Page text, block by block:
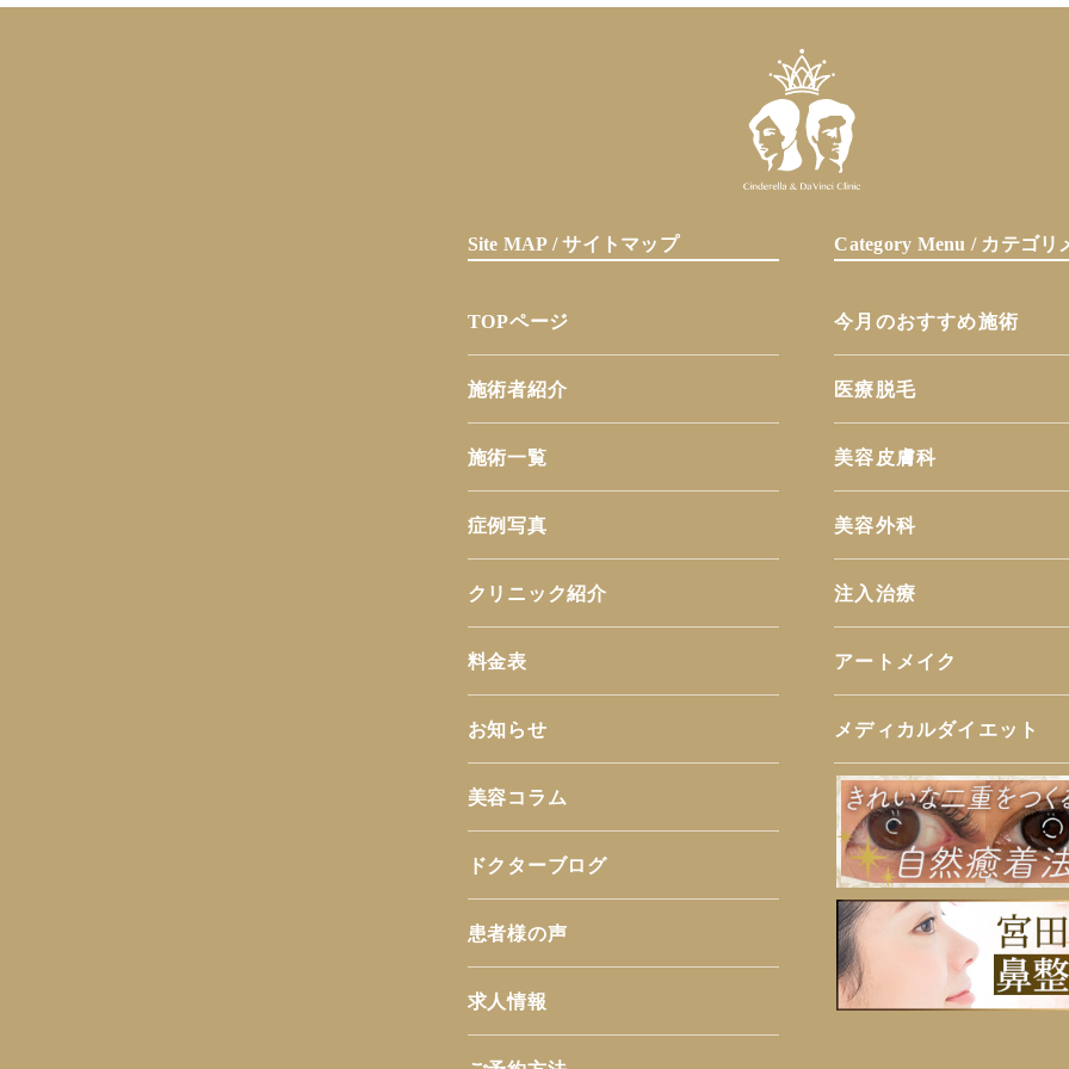
Site MAP / サイトマップ
TOPページ
施術者紹介
施術一覧
症例写真
クリニック紹介
料金表
お知らせ
美容コラム
ドクターブログ
患者様の声
求人情報
Category Menu / カテゴリ
今月のおすすめ施術
医療脱毛
美容皮膚科
美容外科
注入治療
アートメイク
メディカルダイエット